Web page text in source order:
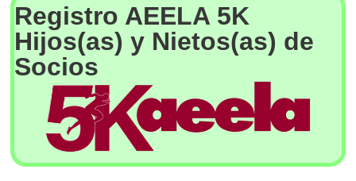
Registro AEELA 5K
Hijos(as) y Nietos(as) de
Socios